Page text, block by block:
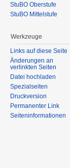
StuBO Oberstufe
StuBO Mittelstufe
Werkzeuge
Links auf diese Seite
Änderungen an
verlinkten Seiten
Datei hochladen
Spezialseiten
Druckversion
Permanenter Link
Seiteninformationen